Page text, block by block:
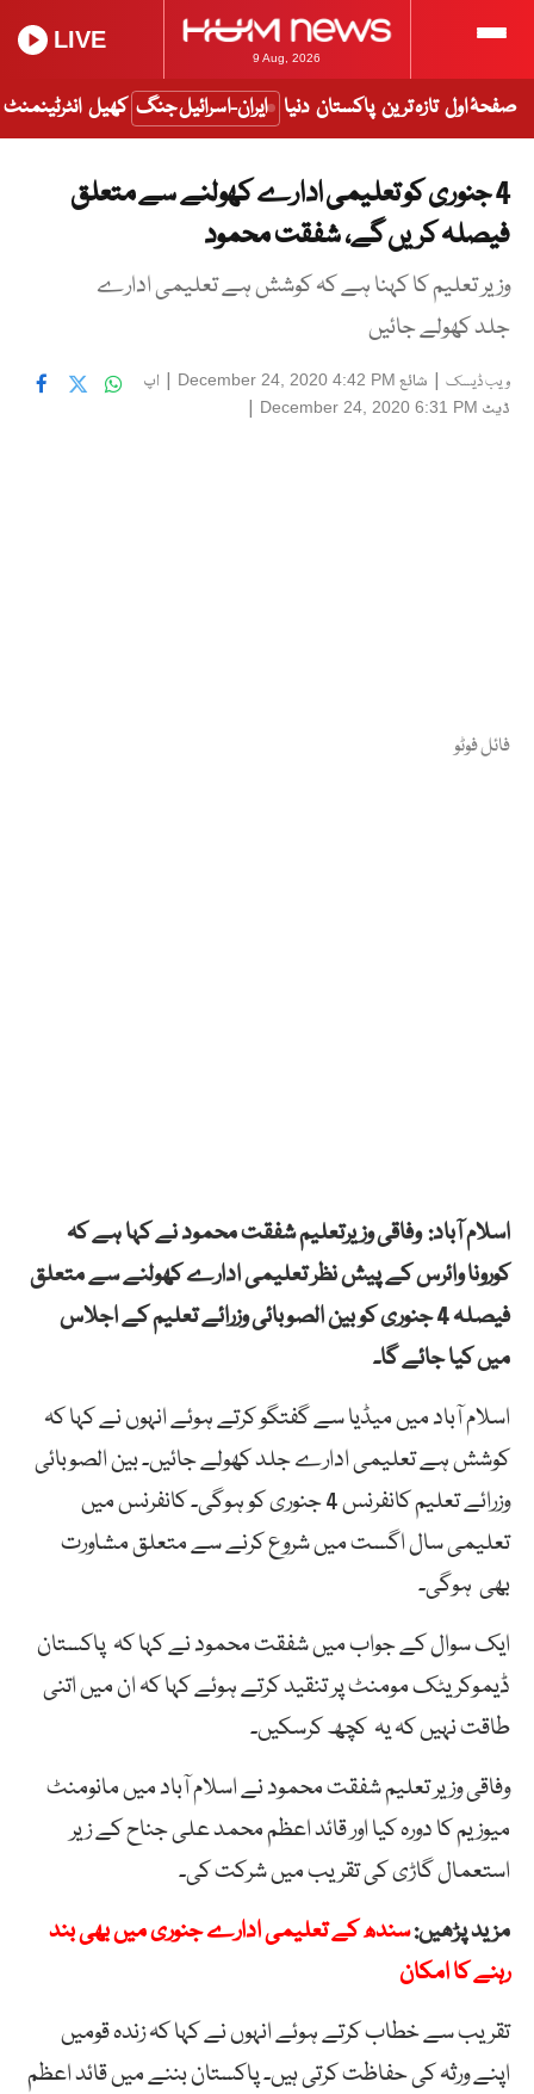
9 Aug, 2026
LIVE
صفحۂ اول تازہ ترین پاکستان دنیا ایران-اسرائیل جنگ کھیل انٹرٹینمنٹ
4 جنوری کو تعلیمی ادارے کھولنے سے متعلق
فیصلہ کریں گے، شفقت محمود
وزیر تعلیم کا کہنا ہے کہ کوشش ہے تعلیمی ادارے
جلد کھولے جائیں
ویب ڈیسک | شائع December 24, 2020 4:42 PM
| اپ
ڈیٹ December 24, 2020 6:31 PM
|
فائل فوٹو
اسلام آباد: وفاقی وزیرتعلیم شفقت محمود نے کہا ہے کہ
کورونا وائرس کے پیش نظر تعلیمی ادارے کھولنے سے متعلق
فیصلہ 4 جنوری کو بین الصوبائی وزرائے تعلیم کے اجلاس
میں کیا جائے گا۔
اسلام آباد میں میڈیا سے گفتگو کرتے ہوئے انہوں نے کہا کہ
کوشش ہے تعلیمی ادارے جلد کھولے جائیں۔ بین الصوبائی
وزرائے تعلیم کانفرنس 4 جنوری کو ہوگی۔ کانفرنس میں
تعلیمی سال اگست میں شروع کرنے سے متعلق مشاورت
بھی ہوگی۔
ایک سوال کے جواب میں شفقت محمود نے کہا کہ پاکستان
ڈیموکریٹک مومنٹ پر تنقید کرتے ہوئے کہا کہ ان میں اتنی
طاقت نہیں کہ یہ کچھ کرسکیں۔
وفاقی وزیر تعلیم شفقت محمود نے اسلام آباد میں مانومنٹ
میوزیم کا دورہ کیا اور قائد اعظم محمد علی جناح کے زیر
استعمال گاڑی کی تقریب میں شرکت کی۔
مزید پڑھیں:سندھ کے تعلیمی ادارے جنوری میں بھی بند
رہنے کا امکان
تقریب سے خطاب کرتے ہوئے انہوں نے کہا کہ زندہ قومیں
اپنے ورثہ کی حفاظت کرتی ہیں۔ پاکستان بننے میں قائد اعظم